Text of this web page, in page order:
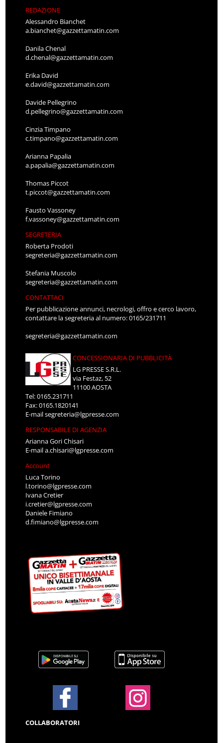
REDAZIONE
Alessandro Bianchet
a.bianchet@gazzettamatin.com
Danila Chenal
d.chenal@gazzettamatin.com
Erika David
e.david@gazzettamatin.com
Davide Pellegrino
d.pellegrino@gazzettamatin.com
Cinzia Timpano
c.timpano@gazzettamatin.com
Arianna Papalia
a.papalia@gazzettamatin.com
Thomas Piccot
t.piccot@gazzettamatin.com
Fausto Vassoney
f.vassoney@gazzettamatin.com
SEGRETERIA
Roberta Prodoti
segreteria@gazzettamatin.com
Stefania Muscolo
segreteria@gazzettamatin.com
CONTATTACI
Per pubblicazione annunci, necrologi, offro e cerco lavoro,
contattare la segreteria al numero: 0165/231711
segreteria@gazzettamatin.com
CONCESSIONARIA DI PUBBLICITÀ
LG PRESSE S.R.L.
via Festaz, 52
11100 AOSTA
Tel: 0165.231711
Fax: 0165.1820141
E-mailsegreteria@lgpresse.com
RESPONSABILE DI AGENZIA
Arianna Gori Chisari
E-maila.chisari@lgpresse.com
Account
Luca Torino
l.torino@lgpresse.com
Ivana Cretier
i.cretier@lgpresse.com
Daniele Fimiano
d.fimiano@lgpresse.com
COLLABORATORI